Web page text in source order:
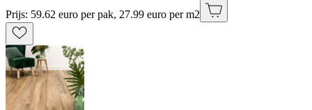
Prijs: 59.62 euro per pak, 27.99 euro per m2